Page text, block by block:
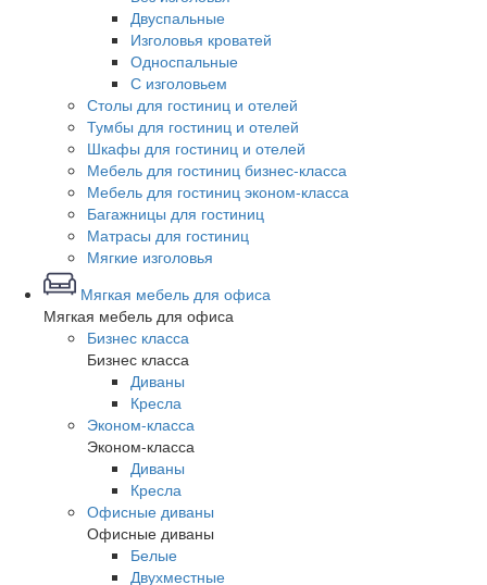
Двуспальные
Изголовья кроватей
Односпальные
С изголовьем
Столы для гостиниц и отелей
Тумбы для гостиниц и отелей
Шкафы для гостиниц и отелей
Мебель для гостиниц бизнес-класса
Мебель для гостиниц эконом-класса
Багажницы для гостиниц
Матрасы для гостиниц
Мягкие изголовья
Мягкая мебель для офиса
Мягкая мебель для офиса
Бизнес класса
Бизнес класса
Диваны
Кресла
Эконом-класса
Эконом-класса
Диваны
Кресла
Офисные диваны
Офисные диваны
Белые
Двухместные